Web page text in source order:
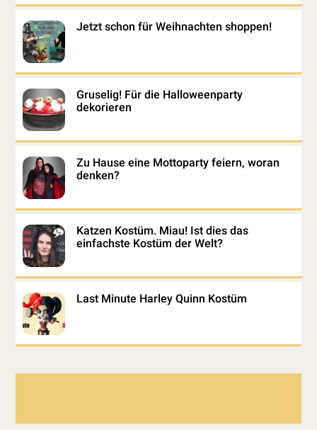
Jetzt schon für Weihnachten shoppen!
Gruselig! Für die Halloweenparty
dekorieren
Zu Hause eine Mottoparty feiern, woran
denken?
Katzen Kostüm. Miau! Ist dies das
einfachste Kostüm der Welt?
Last Minute Harley Quinn Kostüm